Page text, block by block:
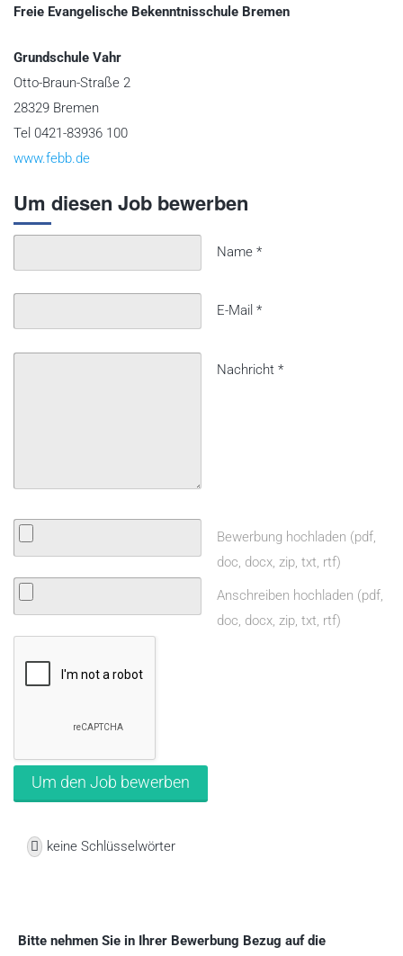
Freie Evangelische Bekenntnisschule Bremen
Grundschule Vahr
Otto-Braun-Straße 2
28329 Bremen
Tel 0421-83936 100
www.febb.de
Um diesen Job bewerben
Name *
E-Mail *
Nachricht *
Bewerbung hochladen (pdf,
doc, docx, zip, txt, rtf)
Anschreiben hochladen (pdf,
doc, docx, zip, txt, rtf)
keine Schlüsselwörter
Bitte nehmen Sie in Ihrer Bewerbung Bezug auf die